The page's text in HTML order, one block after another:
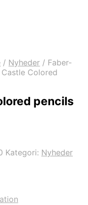
/ Nyheder / Faber-
Colored
pencils
Kategori: Nyheder